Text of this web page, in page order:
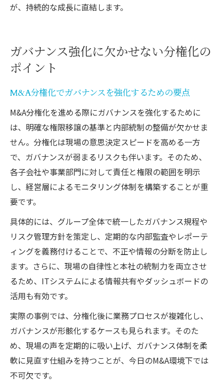
が、持続的な成長に直結します。
ガバナンス強化に欠かせない分権化の
ポイント
M&A分権化でガバナンスを強化するための要点
M&A分権化を進める際にガバナンスを強化するために
は、明確な権限移譲の基準と内部統制の整備が欠かせま
せん。分権化は現場の意思決定スピードを高める一方
で、ガバナンスが弱まるリスクも伴います。そのため、
各子会社や事業部門に対して責任と権限の範囲を明示
し、経営層によるモニタリング体制を構築することが重
要です。
具体的には、グループ全体で統一したガバナンス規程や
リスク管理方針を策定し、定期的な内部監査やレポーテ
ィングを義務付けることで、不正や情報の分断を防止し
ます。さらに、現場の自律性と本社の統制力を両立させ
るため、ITシステムによる情報共有やダッシュボードの
活用も有効です。
実際の事例では、分権化後に業務プロセスが複雑化し、
ガバナンスが形骸化するケースも見られます。そのた
め、現場の声を定期的に吸い上げ、ガバナンス体制を柔
軟に見直す仕組みを持つことが、今日のM&A環境下では
不可欠です。